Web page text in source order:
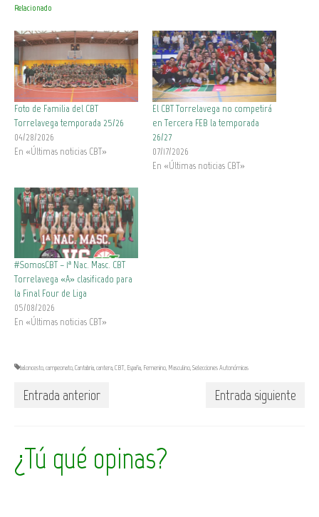
Relacionado
Foto de Familia del CBT
Torrelavega temporada 25/26
04/28/2026
En «Últimas noticias CBT»
El CBT Torrelavega no competirá
en Tercera FEB la temporada
26/27
07/17/2026
En «Últimas noticias CBT»
#SomosCBT – 1ª Nac. Masc. CBT
Torrelavega «A» clasificado para
la Final Four de Liga
05/08/2026
En «Últimas noticias CBT»
baloncesto,campeonato,Cantabria,cantera,CBT, España, Femenino, Masculino,Selecciones Autonómicas
Entrada anterior Entrada siguiente
¿Tú qué opinas?